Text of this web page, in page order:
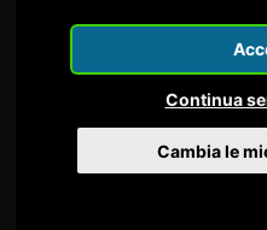
Continua
Cambia le